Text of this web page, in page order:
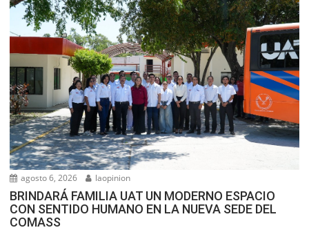
agosto 6, 2026 laopinion
BRINDARÁ FAMILIA UAT UN MODERNO ESPACIO
CON SENTIDO HUMANO EN LA NUEVA SEDE DEL
COMASS